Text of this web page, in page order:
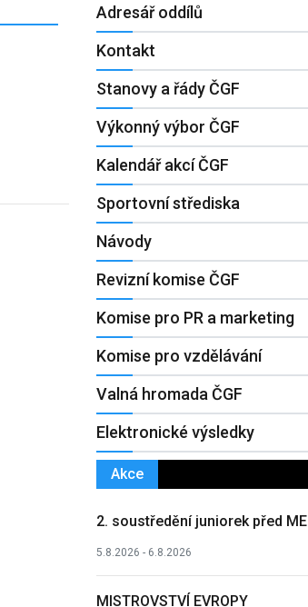
Adresář oddílů
Kontakt
Stanovy a řády ČGF
Výkonný výbor ČGF
Kalendář akcí ČGF
Sportovní střediska
Návody
Revizní komise ČGF
Komise pro PR a marketing
Komise pro vzdělávání
Valná hromada ČGF
Elektronické výsledky
Akce
2. soustředění juniorek před ME
5.8.2026 - 6.8.2026
MISTROVSTVÍ EVROPY